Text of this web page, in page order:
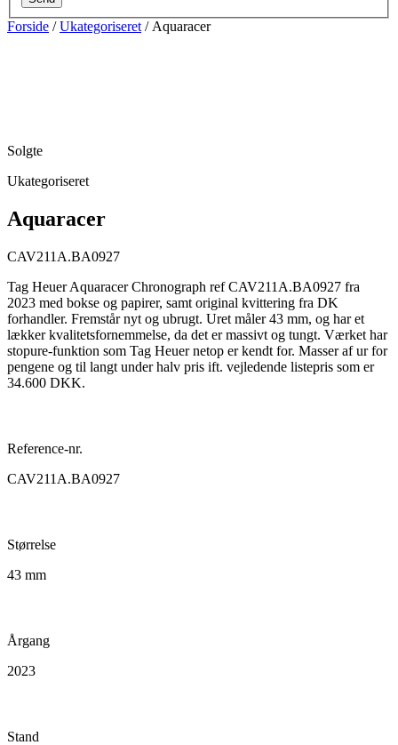
Forside /Ukategoriseret / Aquaracer
Solgte
Ukategoriseret
Aquaracer
CAV211A.BA0927
Tag Heuer Aquaracer Chronograph ref CAV211A.BA0927 fra
2023 med bokse og papirer, samt original kvittering fra DK
forhandler. Fremstår nyt og ubrugt. Uret måler 43 mm, og har et
lækker kvalitetsfornemmelse, da det er massivt og tungt. Værket har
stopure-funktion som Tag Heuer netop er kendt for. Masser af ur for
pengene og til langt under halv pris ift. vejledende listepris som er
34.600 DKK.
Reference-nr.
CAV211A.BA0927
Størrelse
43 mm
Årgang
2023
Stand